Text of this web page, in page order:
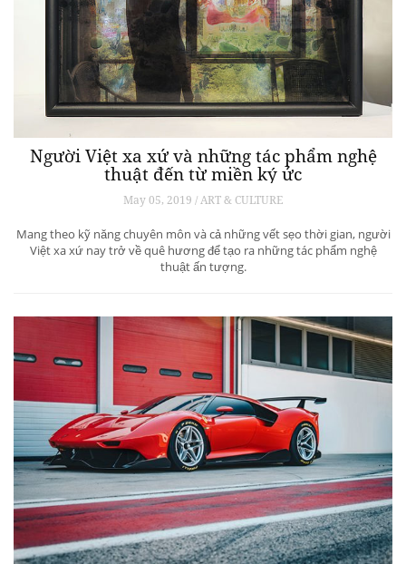
Người Việt xa xứ và những tác phẩm nghệ
thuật đến từ miền ký ức
May 05, 2019 / ART & CULTURE
Mang theo kỹ năng chuyên môn và cả những vết sẹo thời gian, người
Việt xa xứ nay trở về quê hương để tạo ra những tác phẩm nghệ
thuật ấn tượng.